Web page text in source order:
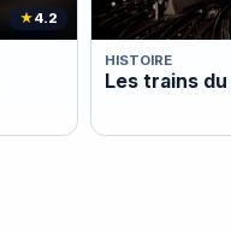
★4.2
HISTOIRE
Les trains